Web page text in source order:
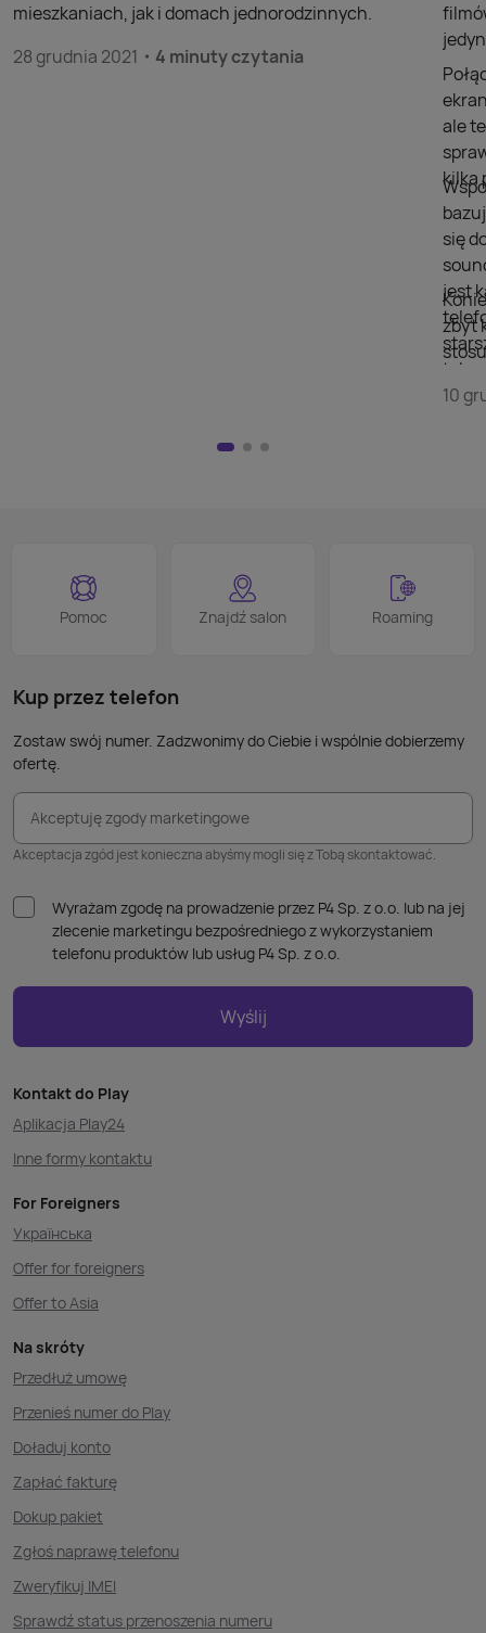
mieszkaniach, jak i domach jednorodzinnych.
28 grudnia 2021
4 minuty czytania
ale
kilka
się
jest
zbyt
10
Pomoc Znajdź salon Roaming
Kup przez telefon
Zostaw swój numer. Zadzwonimy do Ciebie i wspólnie dobierzemy
ofertę.
Akceptuję zgody marketingowe
Akceptacja zgód jest konieczna abyśmy mogli się z Tobą skontaktować.
Wyrażam zgodę na prowadzenie przez P4 Sp. z o.o. lub na jej
zlecenie marketingu bezpośredniego z wykorzystaniem
telefonu produktów lub usług P4 Sp. z o.o.
Wyślij
Kontakt do Play
Aplikacja Play24
Inne formy kontaktu
For Foreigners
Українська
Offer for foreigners
Offer to Asia
Na skróty
Przedłuż umowę
Przenieś numer do Play
Doładuj konto
Zapłać fakturę
Dokup pakiet
Zgłoś naprawę telefonu
Zweryfikuj IMEI
Sprawdź status przenoszenia numeru